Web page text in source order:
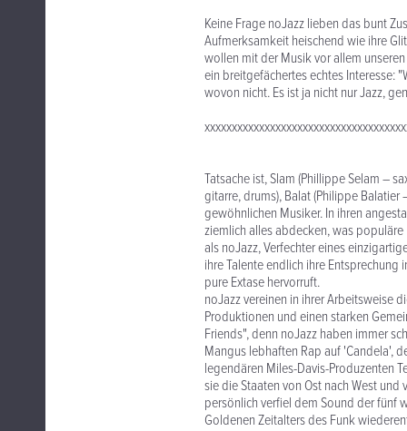
Keine Frage noJazz lieben das bunt
Aufmerksamkeit heischend wie ihre
wollen mit der Musik vor allem
ein breitgefächertes echtes Interesse:
wovon nicht. Es ist ja nicht nur Jazz,
Tatsache ist, Slam (Phillippe Selam –
gitarre, drums), Balat (Philippe
gewöhnlichen Musiker. In ihren
ziemlich alles abdecken, was
als noJazz, Verfechter eines
ihre Talente endlich ihre
pure Extase hervorruft.
noJazz vereinen in ihrer Arbeitsweise
Produktionen und einen starken
Friends", denn noJazz haben immer
Mangus lebhaften Rap auf 'Candela',
legendären Miles-Davis-Produzenten
sie die Staaten von Ost nach West
persönlich verfiel dem Sound der fünf
Goldenen Zeitalters des Funk